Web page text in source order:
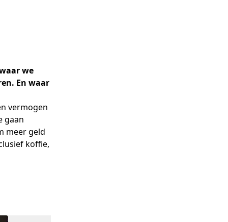
we
En waar
vermogen
gaan
meer geld
koffie,